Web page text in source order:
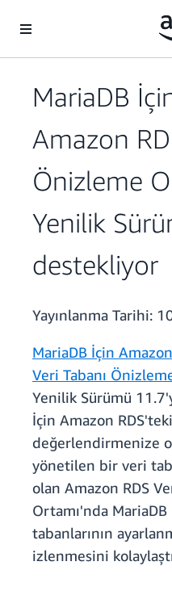
MariaDB
Amazon
Önizleme
Yenilik
destekliyor
Yayınlanma Tarihi:
MariaDB İçin
Veri Tabanı
Yenilik Sürümü
İçin Amazon
değerlendirmenize
yönetilen bir veri
olan Amazon RDS
Ortamı'nda
tabanlarının
izlenmesini